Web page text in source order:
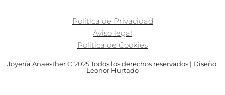
Política de Privacidad
Aviso legal
Política de Cookies
Joyería Anaesther © 2025 Todos los derechos reservados | Diseño:
Leonor Hurtado